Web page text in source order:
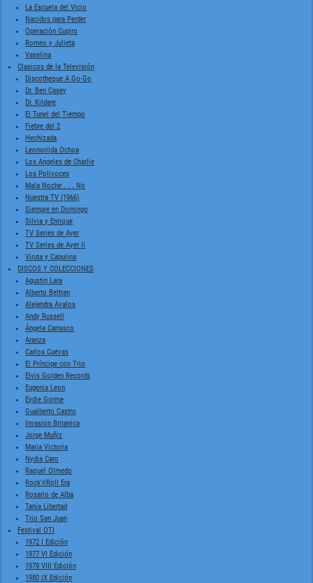
La Escuela del Vicio
Nacidos para Perder
Operación Cupiro
Romeo y Julieta
Vaselina
Clasicos de la Televisión
Discotheque A Go-Go
Dr. Ben Casey
Dr. Kildare
El Tunel del Tiempo
Fiebre del 2
Hechizada
Leonorilda Ochoa
Los Angeles de Charlie
Los Polivoces
Mala Noche . . . No
Nuestra TV (1966)
Siempre en Domingo
Silvia y Enrique
TV Series de Ayer
TV Series de Ayer II
Viruta y Capulina
DISCOS Y COLECCIONES
Agustin Lara
Alberto Beltran
Alejandra Avalos
Andy Russell
Ángela Carrasco
Aranza
Carlos Cuevas
El Príncipe con Trio
Elvis Golden Records
Eugenia Leon
Eydie Gorme
Gualberto Castro
Invasion Britanica
Jorge Muñiz
Maria Victoria
Nydia Caro
Raquel Olmedo
Rock'n'Roll Era
Rosario de Alba
Tania Libertad
Trio San Juan
Festival OTI
1972 I Edición
1977 VI Edición
1979 VIII Edición
1980 IX Edición